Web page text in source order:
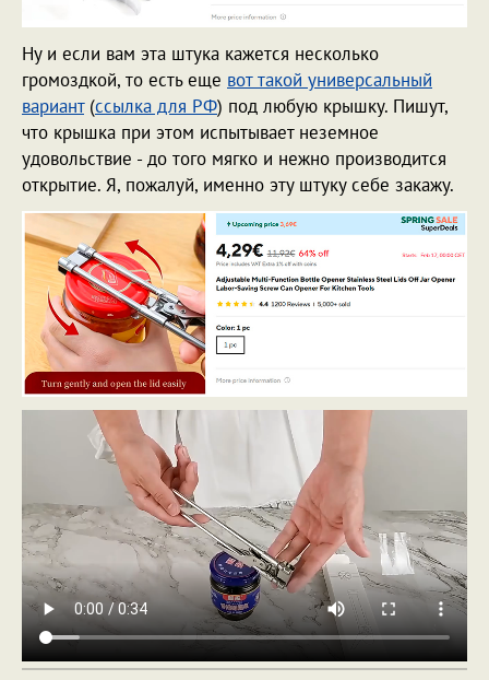
Ну и если вам эта штука кажется несколько
громоздкой, то есть еще вот такой универсальный
вариант(ссылка для РФ) под любую крышку. Пишут,
что крышка при этом испытывает неземное
удовольствие - до того мягко и нежно производится
открытие. Я, пожалуй, именно эту штуку себе закажу.